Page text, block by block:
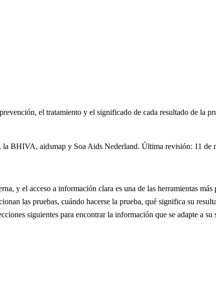
el tratamiento y el significado de cada resultado de la
BHIVA, aidsmap y Soa Aids Nederland. Última revisión: 11 de
y el acceso a información clara es una de las herramientas
las pruebas, cuándo hacerse la prueba, qué significa su
siguientes para encontrar la información que se adapte a su